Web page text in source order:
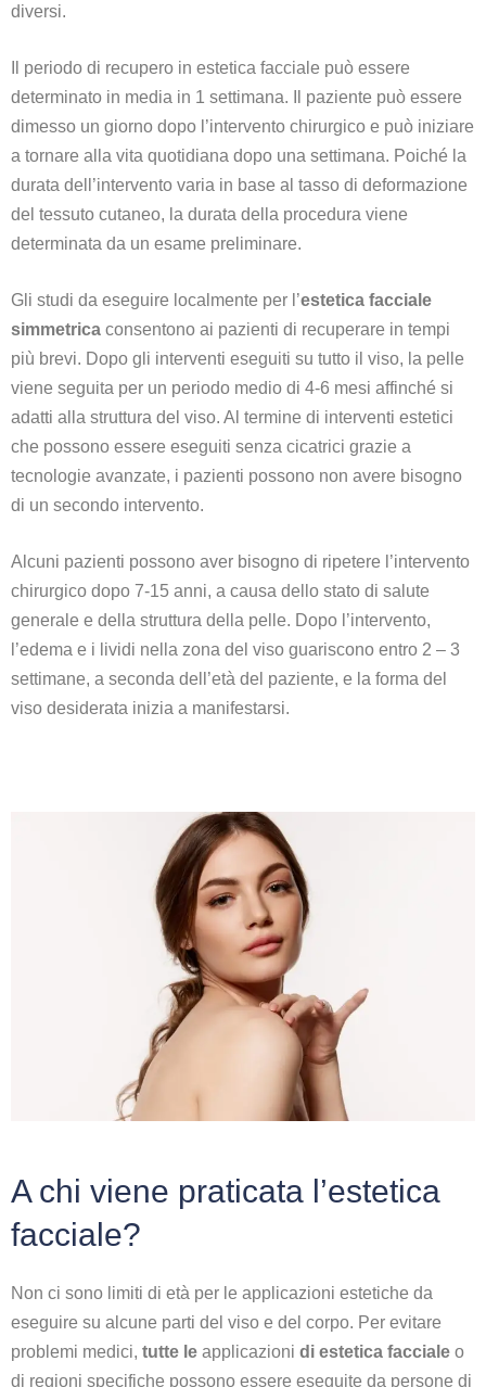
diversi.
Il periodo di recupero in estetica facciale può essere
determinato in media in 1 settimana. Il paziente può essere
dimesso un giorno dopo l’intervento chirurgico e può iniziare
a tornare alla vita quotidiana dopo una settimana. Poiché la
durata dell’intervento varia in base al tasso di deformazione
del tessuto cutaneo, la durata della procedura viene
determinata da un esame preliminare.
Gli studi da eseguire localmente per l’estetica facciale
simmetrica consentono ai pazienti di recuperare in tempi
più brevi. Dopo gli interventi eseguiti su tutto il viso, la pelle
viene seguita per un periodo medio di 4-6 mesi affinché si
adatti alla struttura del viso. Al termine di interventi estetici
che possono essere eseguiti senza cicatrici grazie a
tecnologie avanzate, i pazienti possono non avere bisogno
di un secondo intervento.
Alcuni pazienti possono aver bisogno di ripetere l’intervento
chirurgico dopo 7-15 anni, a causa dello stato di salute
generale e della struttura della pelle. Dopo l’intervento,
l’edema e i lividi nella zona del viso guariscono entro 2 – 3
settimane, a seconda dell’età del paziente, e la forma del
viso desiderata inizia a manifestarsi.
A chi viene praticata l’estetica
facciale?
Non ci sono limiti di età per le applicazioni estetiche da
eseguire su alcune parti del viso e del corpo. Per evitare
problemi medici, tutte le applicazioni di estetica facciale o
di regioni specifiche possono essere eseguite da persone di